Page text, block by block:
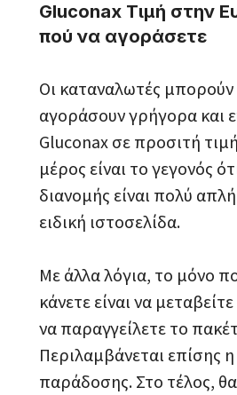
Gluconax Τιμή στην
πού να αγοράσετε
Οι καταναλωτές
αγοράσουν γρήγορα και
Gluconax σε προσιτή
μέρος είναι το γεγονός
διανομής είναι πολύ
ειδική ιστοσελίδα.
Με άλλα λόγια, το μόνο
κάνετε είναι να
να παραγγείλετε το
Περιλαμβάνεται επίσης
παράδοσης. Στο τέλος,